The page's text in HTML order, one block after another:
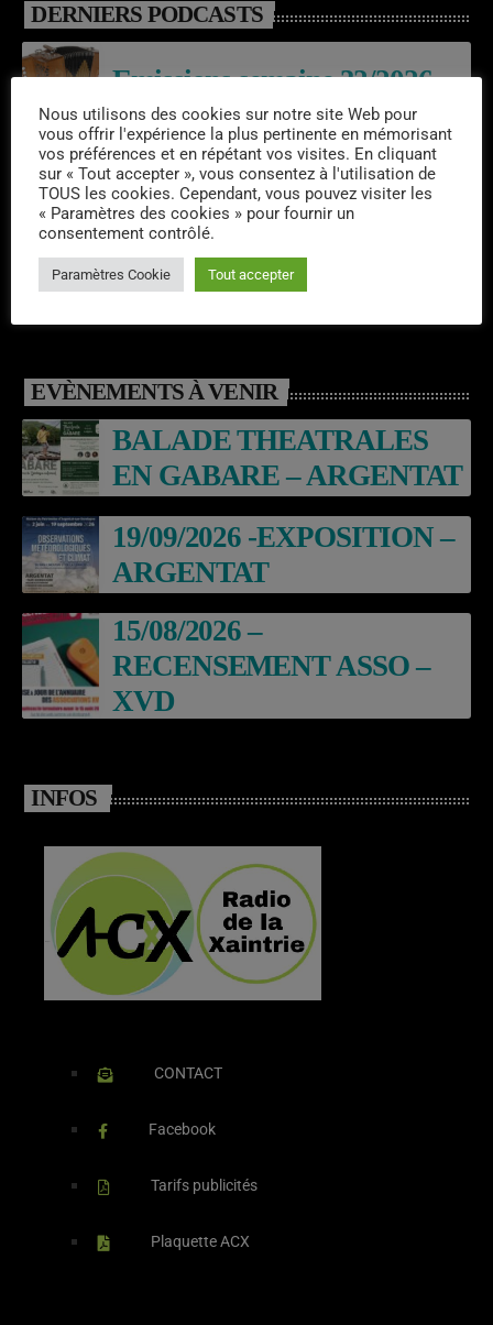
DERNIERS PODCASTS
Emissions semaine 32/2026
Laroq’En Fête
Emissions semaine 31/2026
EVÈNEMENTS À VENIR
BALADE THEATRALES
EN GABARE – ARGENTAT
19/09/2026 -EXPOSITION –
ARGENTAT
15/08/2026 –
RECENSEMENT ASSO –
XVD
INFOS
CONTACT
Facebook
Tarifs publicités
Plaquette ACX
Nous utilisons des cookies sur notre site Web pour
vous offrir l'expérience la plus pertinente en mémorisant
vos préférences et en répétant vos visites. En cliquant
sur « Tout accepter », vous consentez à l'utilisation de
TOUS les cookies. Cependant, vous pouvez visiter les
« Paramètres des cookies » pour fournir un
consentement contrôlé.
Paramètres Cookie Tout accepter